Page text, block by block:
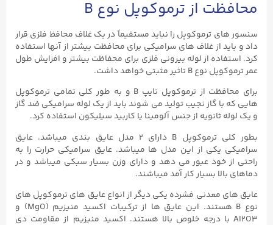
محافظت از ترموکوپل نوع B
سنسور های ترموکوپل را نباید مستقیماً در یک غلاف محافظ فلزی قرار
داد و باید از غلاف های سرامیکی برای محافظت بیشتر از آنها استفاده
کرد. استفاده از لوله بیرونی فلزی برای محفاظت بیشتر و افزایش طول
عمر ترموکوپل نوع B تاثیر مثبتی خواهد داشت.
برای محافظت از ترموکوپل تایپ B و به طور کلی تمامی ترموکوپل
هایی که با گاز نجیب تولید می شوند باید از یک لوله سرامیکی ضد گاز
و یک لوله ثانویه از جنس آلومینا یا کاربید سیلیکون استفاده کرد.
بطور کلی ترموکوپل B دارای ۲ مدل عایق بندی میباشد. عایق
سرامیکی یکی از این مدل ها میباشد. عایق سرامیکی حرارت را به
راحتی از خود عبور می دهد و دارای وزن بسیار سبکی میباشد و در
دماهای بالا بسیار کار آمد میباشند.
عایق های معدنی فشرده یکی دیگر از انواع عایق های ترموکوپل های
نوع B هستند. این عایق ها از ترکیبات اکسید منیزیم (MgO) و
AI2O3 با درجه خلوص بالا هستند. اکسید منیزیم از مقاومت دی